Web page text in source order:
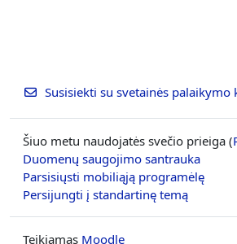
Susisiekti su svetainės palaikymo
Šiuo metu naudojatės svečio prieiga (
Duomenų saugojimo santrauka
Parsisiųsti mobiliąją programėlę
Persijungti į standartinę temą
Teikiamas Moodle